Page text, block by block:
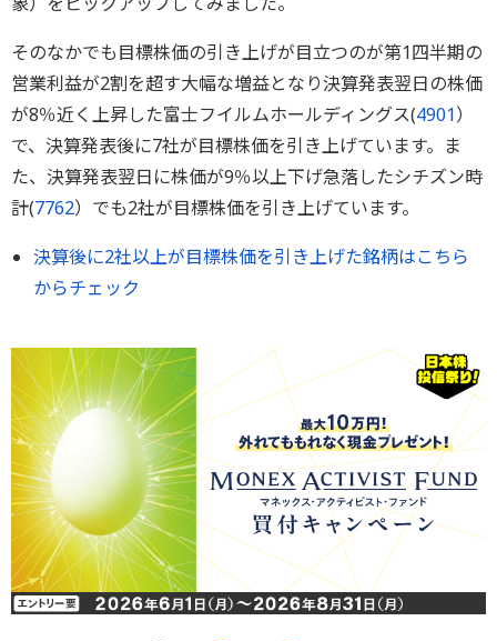
そのなかでも目標株価の引き上げが目立つのが第1四半期の
営業利益が2割を超す大幅な増益となり決算発表翌日の株価
が8％近く上昇した富士フイルムホールディングス(4901）
で、決算発表後に7社が目標株価を引き上げています。ま
た、決算発表翌日に株価が9％以上下げ急落したシチズン時
計(7762）でも2社が目標株価を引き上げています。
決算後に2社以上が目標株価を引き上げた銘柄はこちら
からチェック